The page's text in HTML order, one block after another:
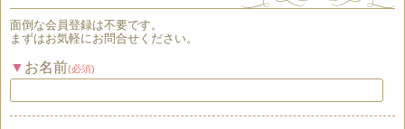
面倒な会員登録は不要です。
まずはお気軽にお問合せください。
お名前(必須)